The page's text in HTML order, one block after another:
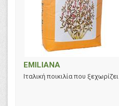
EMILIANA
Ιταλική ποικιλία που ξεχωρίζει